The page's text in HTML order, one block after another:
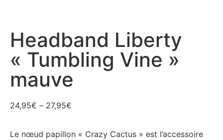
Headband Liberty
« Tumbling Vine »
mauve
24,95€ – 27,95€
Le nœud papillon « Crazy Cactus » est l’accessoire